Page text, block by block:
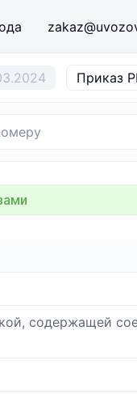
Приказ
содержащей